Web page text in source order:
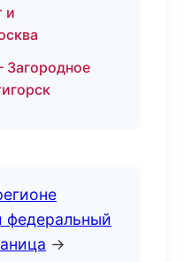
и
федеральный
→